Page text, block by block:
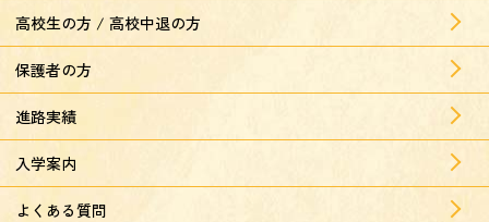
高校生の方 / 高校中退の方
保護者の方
進路実績
入学案内
よくある質問